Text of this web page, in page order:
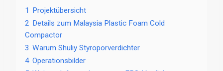
1 Projektübersicht
2 Details zum Malaysia Plastic Foam Cold
Compactor
3 Warum Shuliy Styroporverdichter
4 Operationsbilder